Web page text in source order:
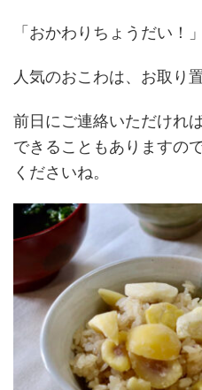
「おかわりちょうだい！
人気のおこわは、お取り
前日にご連絡いただけれ
できることもありますの
くださいね。